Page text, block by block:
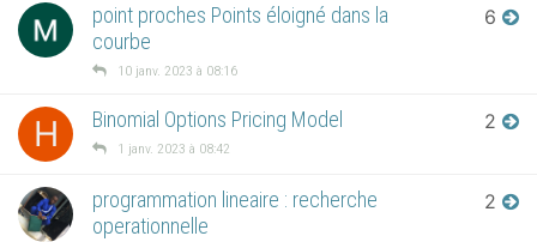
point proches Points éloigné dans la
courbe
10 janv. 2023 à 08:16
6
H Binomial Options Pricing Model
1 janv. 2023 à 08:42
2
programmation lineaire : recherche
operationnelle
2